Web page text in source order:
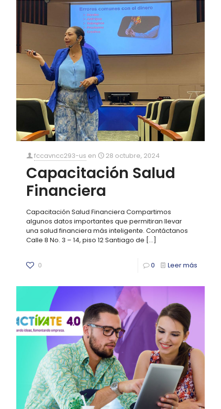
fccavncc293-us en 28 octubre, 2024
Capacitación Salud
Financiera
Capacitación Salud Financiera Compartimos
algunos datos importantes que permitiran llevar
una salud financiera más inteligente. Contáctanos
Calle 8 No. 3 – 14, piso 12 Santiago de […]
0 0 Leer más